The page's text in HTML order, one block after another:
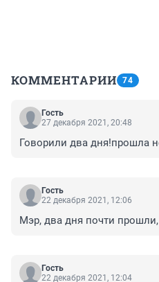
КОММЕНТАРИИ 74
Гость
27 декабря 2021, 20:48
Говорили два дня!прошла
Гость
22 декабря 2021, 12:06
Мэр, два дня почти
Гость
22 декабря 2021, 12:04